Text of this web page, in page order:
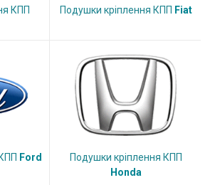
КПП
Подушки кріплення КПП Fiat
Ford
Подушки кріплення КПП
Honda